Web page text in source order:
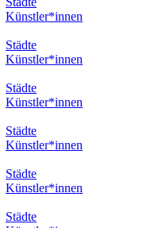
Künstler*innen
Städte
Künstler*innen
Städte
Künstler*innen
Städte
Künstler*innen
Städte
Künstler*innen
Städte